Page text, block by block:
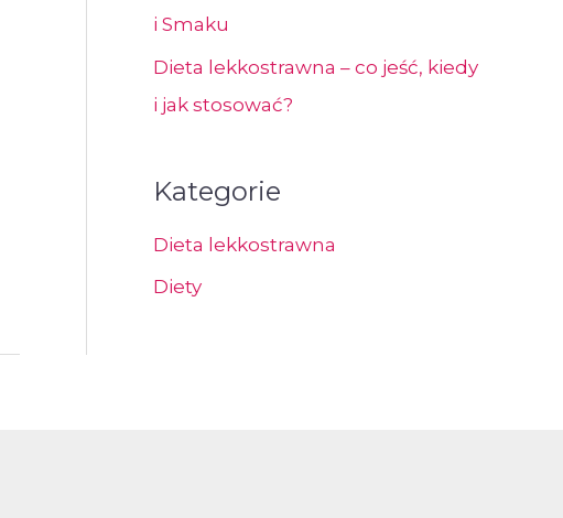
i Smaku
Dieta lekkostrawna – co jeść, kiedy
i jak stosować?
Kategorie
Dieta lekkostrawna
Diety